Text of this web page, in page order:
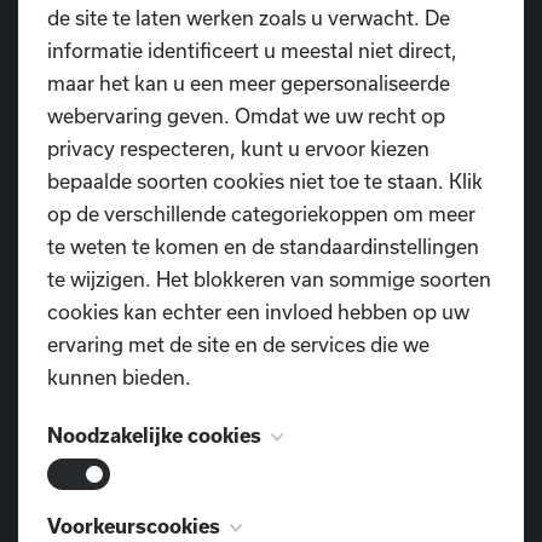
de site te laten werken zoals u verwacht. De
informatie identificeert u meestal niet direct,
maar het kan u een meer gepersonaliseerde
webervaring geven. Omdat we uw recht op
privacy respecteren, kunt u ervoor kiezen
bepaalde soorten cookies niet toe te staan. Klik
op de verschillende categoriekoppen om meer
te weten te komen en de standaardinstellingen
te wijzigen. Het blokkeren van sommige soorten
cookies kan echter een invloed hebben op uw
ervaring met de site en de services die we
kunnen bieden.
Noodzakelijke cookies
Deze cookies zijn noodzakelijk voor het
Voorkeurscookies